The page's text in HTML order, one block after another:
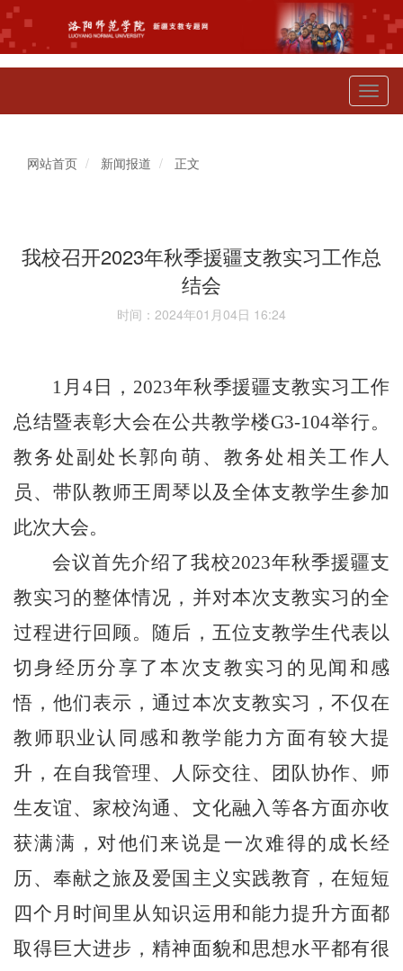
网站首页 新闻报道 正文
我校召开2023年秋季援疆支教实习工作总
结会
时间：2024年01月04日 16:24
1 月 4日， 2023年秋季援疆支教实习工作
总结暨表彰大会在公共教学楼G3-104举行。
教务处副处长郭向萌、教务处相关工作人
员、带队教师王周琴 以及全体支教学生参加
此次大会。
会议首先介绍了我校2023年秋季援疆支
教实习的整体情况，并对本次支教实习的全
过程进行回顾。随后， 五位支教学生代表以
切身经历分享了本次支教实习的见闻和感
悟，他们表示，通过本次支教实习 ，不仅在
教师职业认同感和教学能力方面有较大提
升，在自我管理、人际交往、团队协作、师
生友谊、家校沟通、文化融入等各方面亦收
获满满， 对他们来说是一次难得的成长经
历、奉献之旅及爱国主义实践教育，在短短
四个月时间里从知识运用和能力提升方面都
取得巨大进步，精神面貌和思想水平都有很